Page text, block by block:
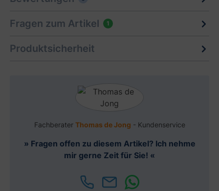
Fragen zum Artikel 1
Produktsicherheit
Fachberater Thomas de Jong - Kundenservice
» Fragen offen zu diesem Artikel? Ich nehme
mir gerne Zeit für Sie! «